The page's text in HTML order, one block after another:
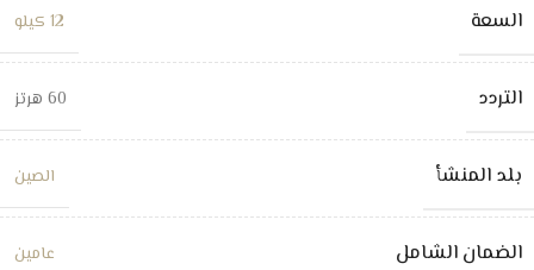
السعة 12 كيلو
التردد 60 هرتز
بلد المنشأ الصين
الضمان الشامل عامين